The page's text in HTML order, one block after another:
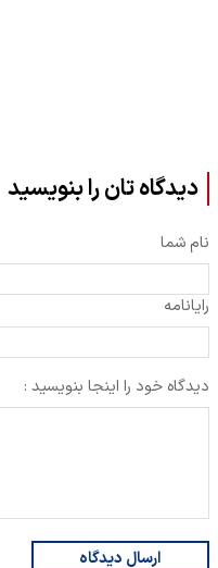
دیدگاه تان را بنویسید
نام شما
رایانامه
دیدگاه خود را اینجا بنویسید :
ارسال دیدگاه